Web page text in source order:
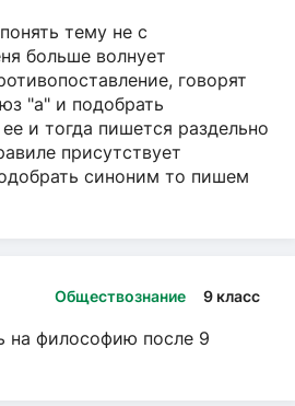
тему не с
больше волнует
говорят
"а" и подобрать
и тогда пишется раздельно
присутствует
синоним то пишем
Обществознание 9 класс
на философию после 9